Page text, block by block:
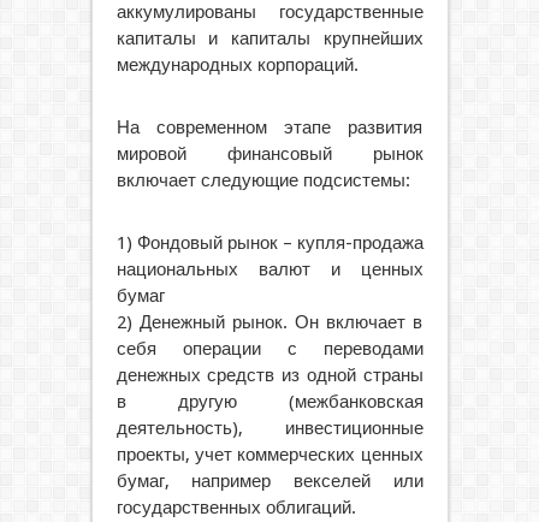
аккумулированы государственные
капиталы и капиталы крупнейших
международных корпораций.
На современном этапе развития
мировой финансовый рынок
включает следующие подсистемы:
1) Фондовый рынок – купля-продажа
национальных валют и ценных
бумаг
2) Денежный рынок. Он включает в
себя операции с переводами
денежных средств из одной страны
в другую (межбанковская
деятельность), инвестиционные
проекты, учет коммерческих ценных
бумаг, например векселей или
государственных облигаций.